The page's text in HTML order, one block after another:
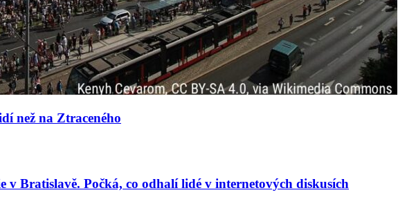
než na Ztraceného
v Bratislavě. Počká, co odhalí lidé v internetových diskusích